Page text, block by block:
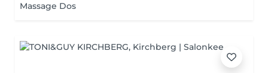
Massage Dos